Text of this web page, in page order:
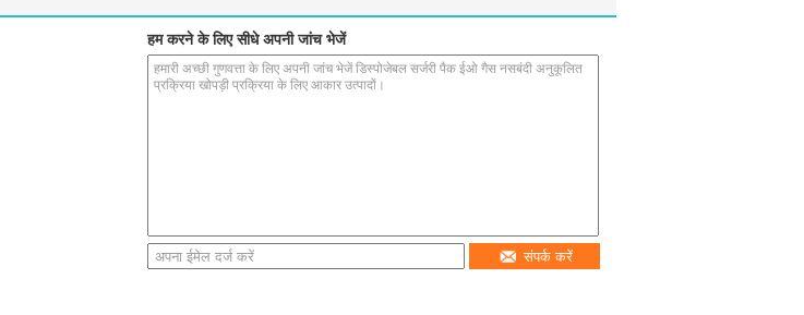
हम करने के लिए सीधे अपनी जांच भेजें
संपर्क करें